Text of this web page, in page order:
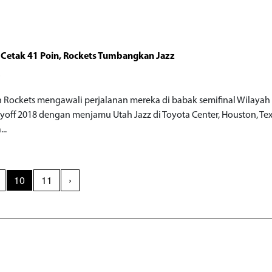
41 Poin, Rockets Tumbangkan Jazz
Rockets mengawali perjalanan mereka di babak semifinal Wilayah
2018 dengan menjamu Utah Jazz di Toyota Center, Houston,
10 11 ›